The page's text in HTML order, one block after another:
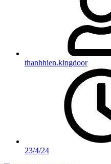
thanhhien.kingdoor
23/4/24